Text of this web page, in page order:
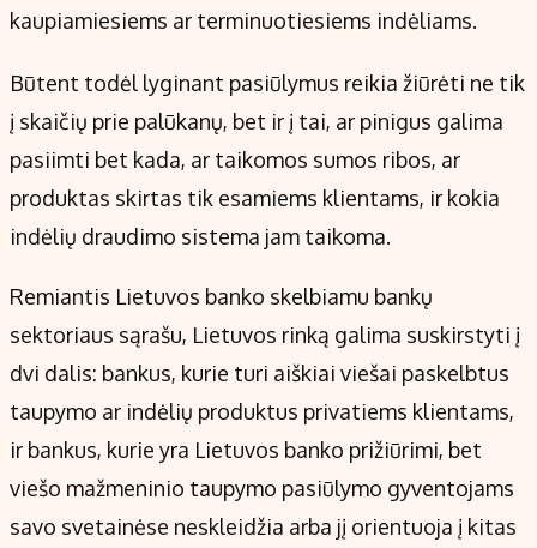
kaupiamiesiems ar terminuotiesiems indėliams.
Būtent todėl lyginant pasiūlymus reikia žiūrėti ne tik
į skaičių prie palūkanų, bet ir į tai, ar pinigus galima
pasiimti bet kada, ar taikomos sumos ribos, ar
produktas skirtas tik esamiems klientams, ir kokia
indėlių draudimo sistema jam taikoma.
Remiantis Lietuvos banko skelbiamu bankų
sektoriaus sąrašu, Lietuvos rinką galima suskirstyti į
dvi dalis: bankus, kurie turi aiškiai viešai paskelbtus
taupymo ar indėlių produktus privatiems klientams,
ir bankus, kurie yra Lietuvos banko prižiūrimi, bet
viešo mažmeninio taupymo pasiūlymo gyventojams
savo svetainėse neskleidžia arba jį orientuoja į kitas